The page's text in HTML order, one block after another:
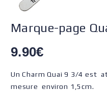
Marque-page
9.90€
Un Charm Quai 9 3/4 est
mesure environ 1,5cm.